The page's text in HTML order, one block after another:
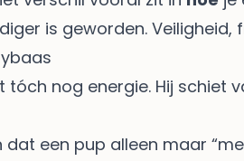
is geworden.
nog energie. Hij
een pup alleen maar